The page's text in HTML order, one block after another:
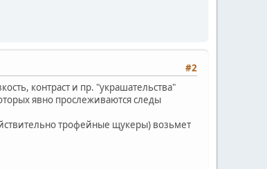
#2
контраст и пр. "украшательства"
явно прослеживаются следы
трофейные щукеры) возьмет